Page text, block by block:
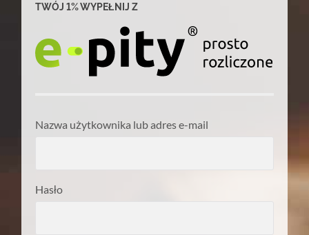
TWÓJ 1% WYPEŁNIJ Z
Nazwa użytkownika lub adres e-mail
Hasło